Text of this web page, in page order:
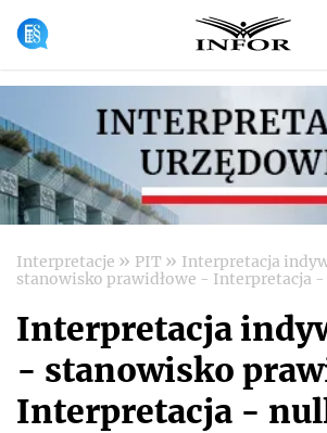
Interpretacje » PIT » Interpretacja
stanowisko prawidłowe - Interpretacja
Interpretacja
- stanowisko
Interpretacja -